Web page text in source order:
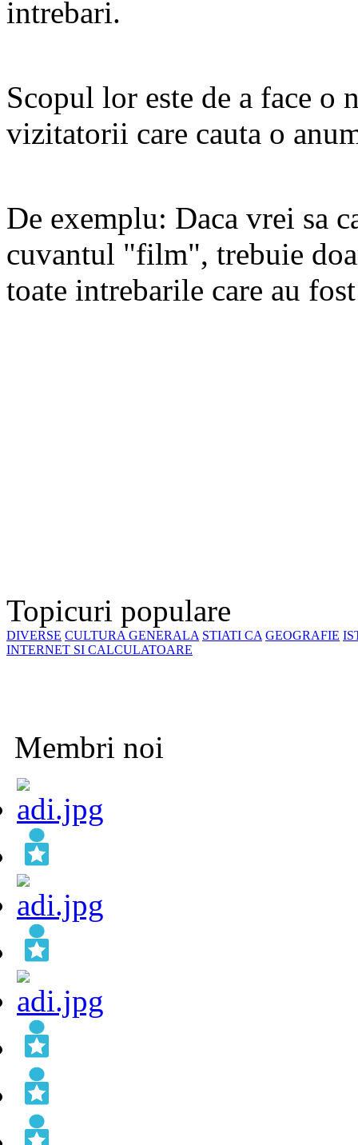
intrebari.
Scopul lor este de a face o
vizitatorii care cauta o
De exemplu: Daca vrei sa
cuvantul "film", trebuie
toate intrebarile care au
Topicuri populare
DIVERSE CULTURA GENERALA STIATI CA GEOGRAFIE
INTERNET SI CALCULATOARE
Membri noi